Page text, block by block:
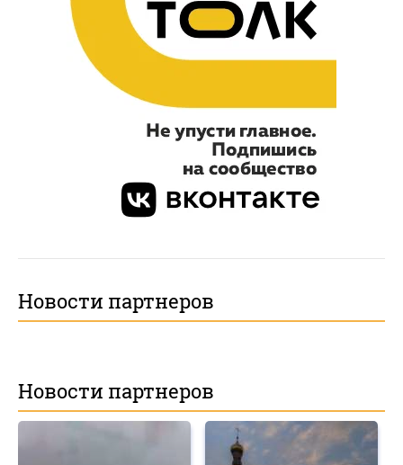
Новости партнеров
Новости партнеров